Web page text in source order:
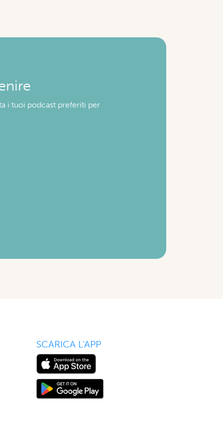
i tuoi podcast preferiti per
SCARICA L'APP